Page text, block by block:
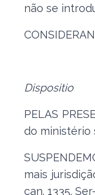
não se
Dispositio
PELAS
do ministério
mais
can. 1335.